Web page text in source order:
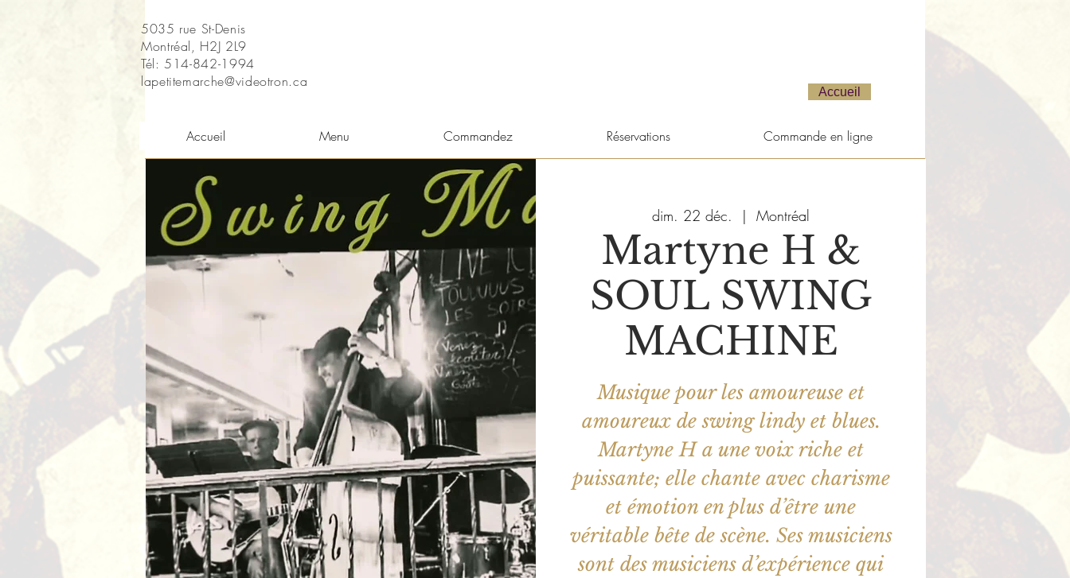
5035 rue St-Denis
Montréal, H2J 2L9
Tél: 514-842-1994
lapetitemarche@videotron.ca
Accueil
Accueil Menu Commandez Réservations Commande en ligne
dim. 22 déc.
  |
Montréal
Martyne H &
SOUL SWING
MACHINE
Musique pour les amoureuse et
amoureux de swing lindy et blues.
Martyne H a une voix riche et
puissante; elle chante avec charisme
et émotion en plus d’être une
véritable bête de scène. Ses musiciens
sont des musiciens d’expérience qui